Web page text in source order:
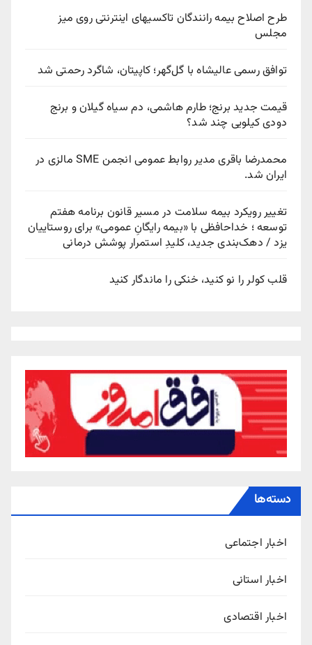
طرح اصلاح بیمه رانندگان تاکسیهای اینترنتی روی میز
مجلس
توافق رسمی عالیشاه با گل‌گهر؛ کاپیتان، شاگرد رحمتی شد
قیمت جدید برنج؛ طارم هاشمی، دم سیاه گیلان و برنج
دودی کیلویی چند شد؟
محمدرضا باقری مدیر روابط عمومی انجمن SME مالزی در
ایران شد.
تغییر رویکرد بیمه سلامت در مسیر قانون برنامه هفتم
توسعه ؛ خداحافظی با «بیمه رایگانِ عمومی» برای روستاییان
یزد / دهک‌بندی جدید، کلیدِ استمرار پوشش درمانی
قلب کولر را نو کنید، خنکی را ماندگار کنید
دسته‌ها
اخبار اجتماعی
اخبار استانی
اخبار اقتصادی